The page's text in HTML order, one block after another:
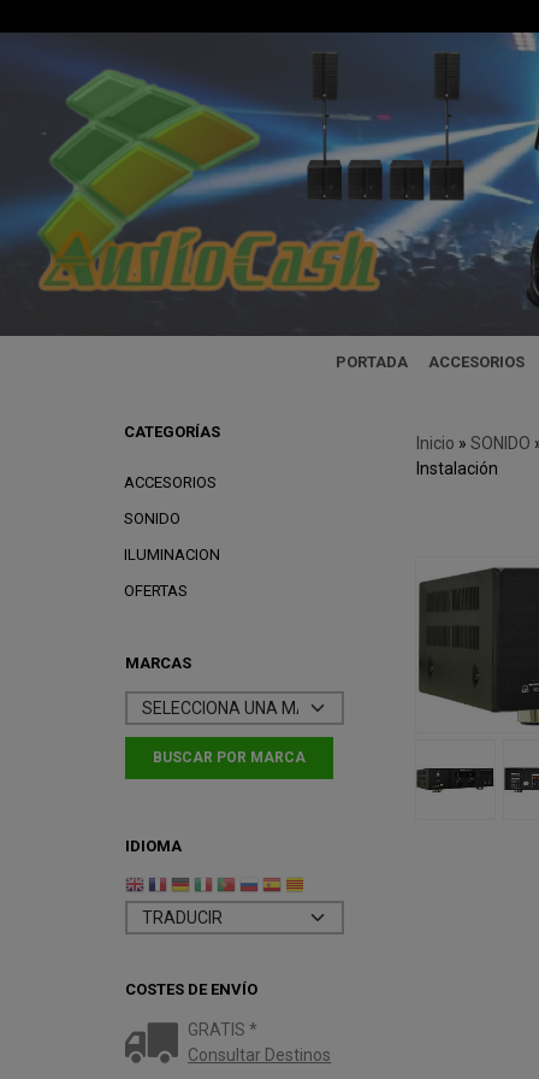
PORTADA ACCESORIOS
CATEGORÍAS
ACCESORIOS
SONIDO
ILUMINACION
OFERTAS
MARCAS
IDIOMA
COSTES DE ENVÍO
GRATIS *
Consultar Destinos
Inicio » SONIDO
Instalación